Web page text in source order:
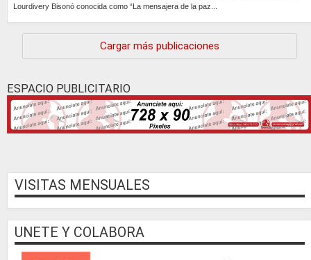
Lourdivery Bisonó conocida como “La mensajera de la paz...
Cargar más publicaciones
ESPACIO PUBLICITARIO
VISITAS MENSUALES
UNETE Y COLABORA